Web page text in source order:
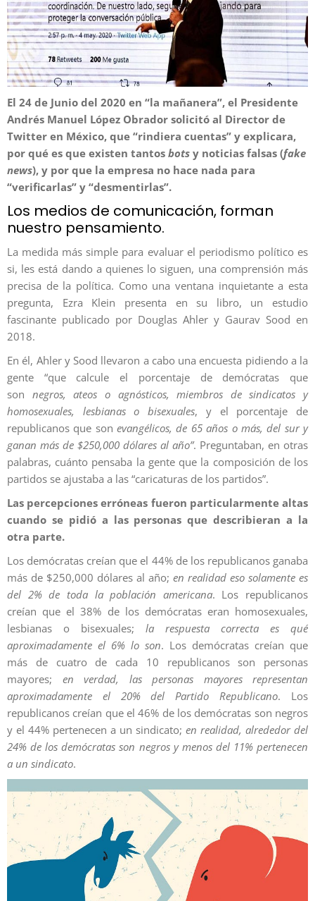
El 24 de Junio del 2020 en “la mañanera”, el Presidente
Andrés Manuel López Obrador solicitó al Director de
Twitter en México, que “rindiera cuentas” y explicara,
por qué es que existen tantos bots y noticias falsas (fake
news), y por que la empresa no hace nada para
“verificarlas” y “desmentirlas”.
Los medios de comunicación, forman
nuestro pensamiento.
La medida más simple para evaluar el periodismo político es
si, les está dando a quienes lo siguen, una comprensión más
precisa de la política. Como una ventana inquietante a esta
pregunta, Ezra Klein presenta en su libro, un estudio
fascinante publicado por Douglas Ahler y Gaurav Sood en
2018.
En él, Ahler y Sood llevaron a cabo una encuesta pidiendo a la
gente “que calcule el porcentaje de demócratas que
son negros, ateos o agnósticos, miembros de sindicatos y
homosexuales, lesbianas o bisexuales, y el porcentaje de
republicanos que sonevangélicos, de 65 años o más, del sur y
ganan más de $250,000 dólares al año”. Preguntaban, en otras
palabras, cuánto pensaba la gente que la composición de los
partidos se ajustaba a las “caricaturas de los partidos”.
Las percepciones erróneas fueron particularmente altas
cuando se pidió a las personas que describieran a la
otra parte.
Los demócratas creían que el 44% de los republicanos ganaba
más de $250,000 dólares al año; en realidad eso solamente es
del 2% de toda la población americana. Los republicanos
creían que el 38% de los demócratas eran homosexuales,
lesbianas o bisexuales; la respuesta correcta es qué
aproximadamente el 6% lo son. Los demócratas creían que
más de cuatro de cada 10 republicanos son personas
mayores; en verdad, las personas mayores representan
aproximadamente el 20% del Partido Republicano. Los
republicanos creían que el 46% de los demócratas son negros
y el 44% pertenecen a un sindicato; en realidad, alrededor del
24% de los demócratas son negros y menos del 11% pertenecen
a un sindicato.